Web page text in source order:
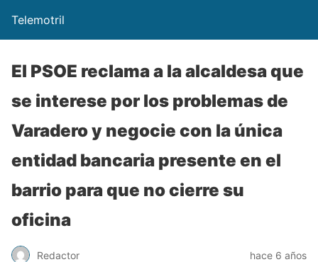
Telemotril
El PSOE reclama a la alcaldesa que
se interese por los problemas de
Varadero y negocie con la única
entidad bancaria presente en el
barrio para que no cierre su
oficina
Redactor hace 6 años